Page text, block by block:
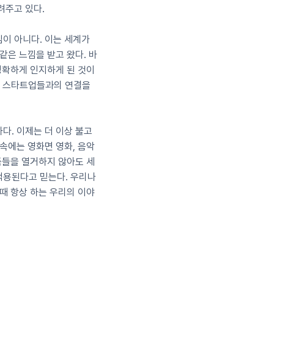
주고 있다.
아니다. 이는 세계가
은 느낌을 받고 왔다. 바
하게 인지하게 된 것이
타트업들과의 연결을
. 이제는 더 이상 불고
에는 영화면 영화, 음악
을 열거하지 않아도 세
된다고 믿는다. 우리나
항상 하는 우리의 이야